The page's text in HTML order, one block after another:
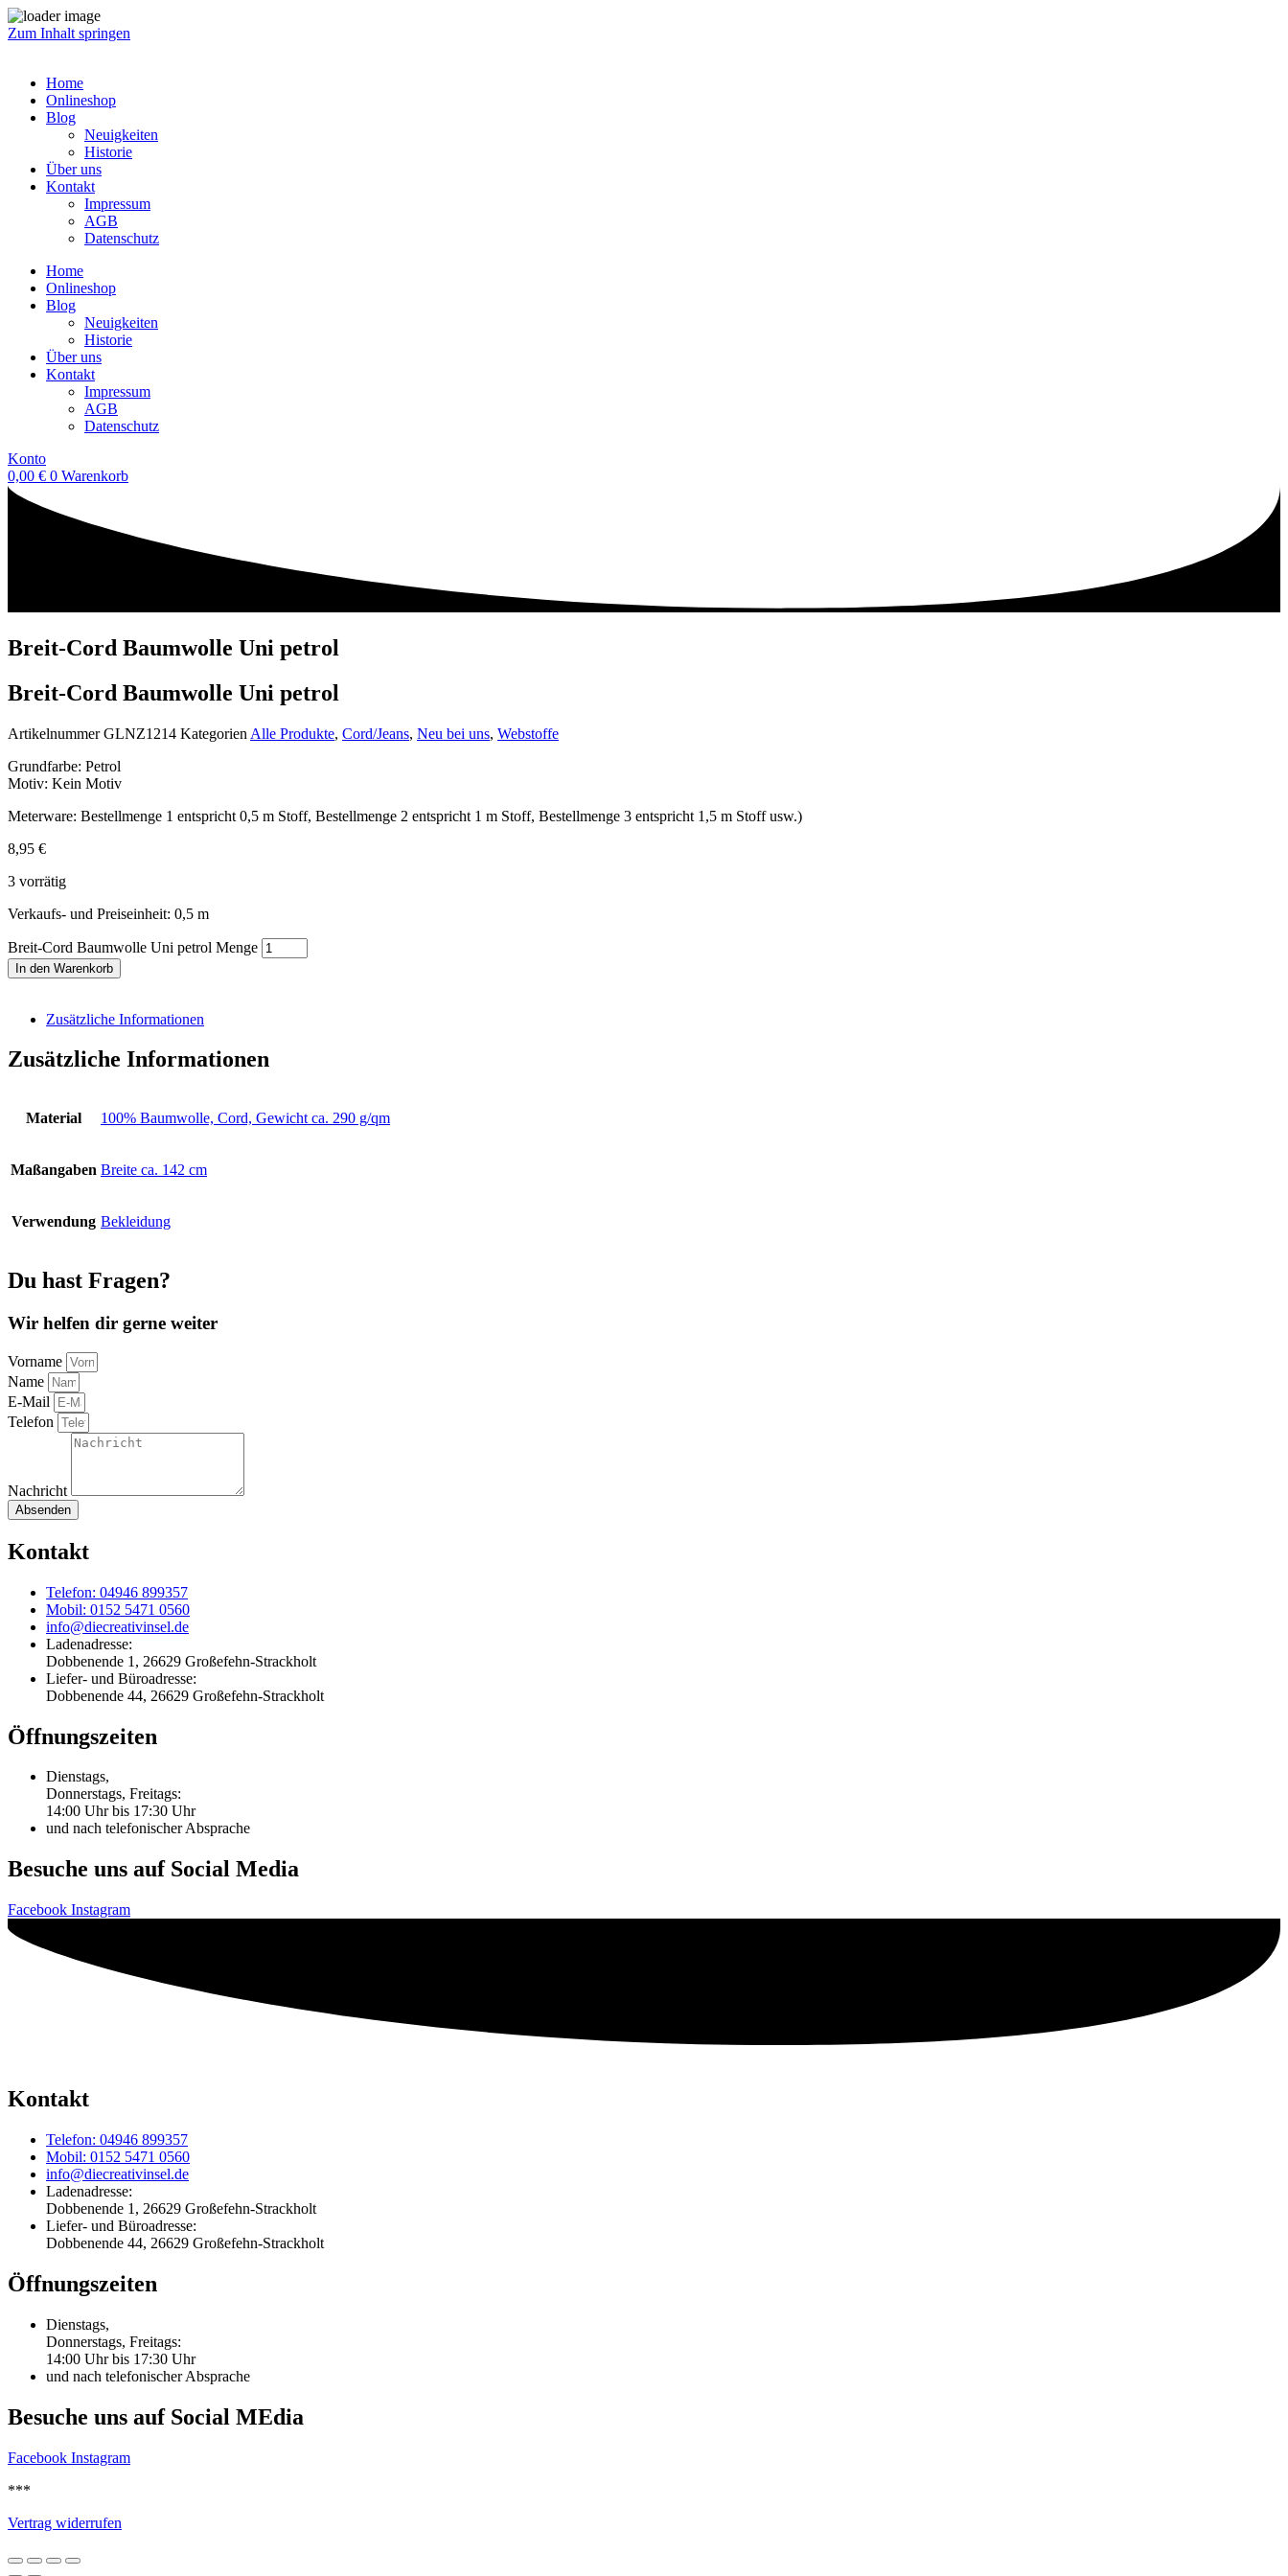
Zum Inhalt springen
Home
Onlineshop
Blog
Neuigkeiten
Historie
Über uns
Kontakt
Impressum
AGB
Datenschutz
Home
Onlineshop
Blog
Neuigkeiten
Historie
Über uns
Kontakt
Impressum
AGB
Datenschutz
Konto
0,00 € 0 Warenkorb
Breit-Cord Baumwolle Uni petrol
Breit-Cord Baumwolle Uni petrol
ArtikelnummerGLNZ1214 Kategorien Alle Produkte, Cord/Jeans, Neu bei uns, Webstoffe
Grundfarbe: Petrol
Motiv: Kein Motiv
Meterware: Bestellmenge 1 entspricht 0,5 m Stoff, Bestellmenge 2 entspricht 1 m Stoff, Bestellmenge 3 entspricht 1,5 m Stoff usw.)
8,95 €
3 vorrätig
Verkaufs- und Preiseinheit: 0,5 m
Breit-Cord Baumwolle Uni petrol Menge
In den Warenkorb
Zusätzliche Informationen
Zusätzliche Informationen
Material 100% Baumwolle, Cord, Gewicht ca. 290 g/qm
Maßangaben Breite ca. 142 cm
Verwendung Bekleidung
Du hast Fragen?
Wir helfen dir gerne weiter
Vorname
Name
E-Mail
Telefon
Nachricht
Absenden
Kontakt
Telefon: 04946 899357
Mobil: 0152 5471 0560
info@diecreativinsel.de
Ladenadresse:
Dobbenende 1, 26629 Großefehn-Strackholt
Liefer- und Büroadresse:
Dobbenende 44, 26629 Großefehn-Strackholt
Öffnungszeiten
Dienstags,
Donnerstags, Freitags:
14:00 Uhr bis 17:30 Uhr
und nach telefonischer Absprache
Besuche uns auf Social Media
Facebook Instagram
Kontakt
Telefon: 04946 899357
Mobil: 0152 5471 0560
info@diecreativinsel.de
Ladenadresse:
Dobbenende 1, 26629 Großefehn-Strackholt
Liefer- und Büroadresse:
Dobbenende 44, 26629 Großefehn-Strackholt
Öffnungszeiten
Dienstags,
Donnerstags, Freitags:
14:00 Uhr bis 17:30 Uhr
und nach telefonischer Absprache
Besuche uns auf Social MEdia
Facebook Instagram
***
Vertrag widerrufen